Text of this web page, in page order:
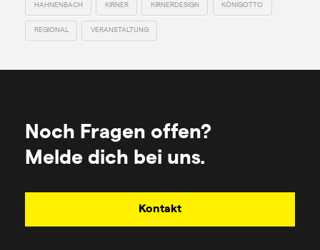
HAHNENBACH KIRNER KIRNERDESIGN KÖNIGOTTO
REGIONAL VERANSTALTUNG
Noch Fragen offen?
Melde dich bei uns.
Kontakt